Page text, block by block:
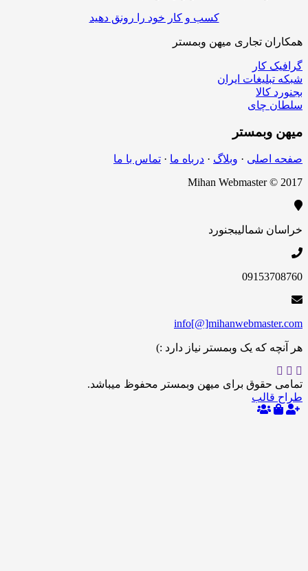
کسب و کار خود را رونق دهید
تجاری میهن وبمستر
ایران
چای
وبمستر
· وبلاگ · درباه ما · تماس با ما
Mihan Webmaster
شمالیبجنورد
که یک وبمستر نیاز دارد :)
برای میهن وبمستر محفوظ میباشد.